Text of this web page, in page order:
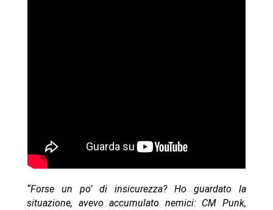
“Forse un po’ di insicurezza? Ho guardato la
situazione, avevo accumulato nemici: CM Punk,